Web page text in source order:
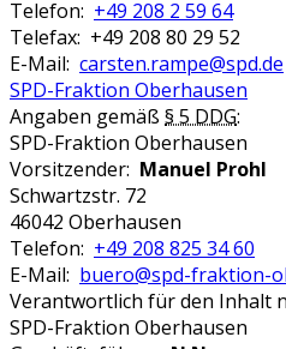
Telefon: +49 208 2 59 64
Telefax: +49 208 80 29 52
E-Mail: carsten.rampe@spd.de
SPD-Fraktion Oberhausen
Angaben gemäß § 5 DDG:
SPD-Fraktion Oberhausen
Vorsitzender: Manuel Prohl
Schwartzstr. 72
46042 Oberhausen
Telefon: +49 208 825 34 60
E-Mail: buero@spd-fraktion-
Verantwortlich für den Inhalt
SPD-Fraktion Oberhausen